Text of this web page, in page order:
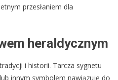
przesłaniem dla
heraldycznym
i historii. Tarcza sygnetu
innym symbolem nawiązuje do